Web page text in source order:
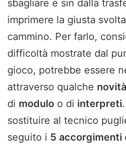
sbagliare e sin dalla
imprimere la giusta
cammino. Per farlo,
difficoltà mostrate dal
gioco, potrebbe essere
attraverso qualche
di modulo o di interpreti
sostituire al tecnico
seguito i 5 accorgimenti